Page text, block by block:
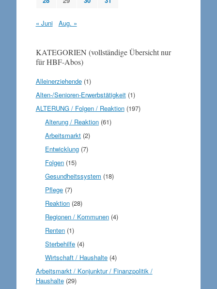
« Juni Aug. »
KATEGORIEN (vollständige Übersicht nur
für HBF-Abos)
Alleinerziehende(1)
Alten-/Senioren-Erwerbstätigkeit(1)
ALTERUNG / Folgen / Reaktion(197)
Alterung / Reaktion (61)
Arbeitsmarkt (2)
Entwicklung (7)
Folgen (15)
Gesundheitssystem (18)
Pflege (7)
Reaktion (28)
Regionen / Kommunen (4)
Renten (1)
Sterbehilfe (4)
Wirtschaft / Haushalte (4)
Arbeitsmarkt / Konjunktur / Finanzpolitik /
Haushalte(29)